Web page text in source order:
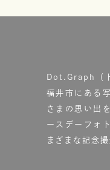
Dot.Graph（
福井市にある
さまの思い出
ースデーフォ
まざまな記念